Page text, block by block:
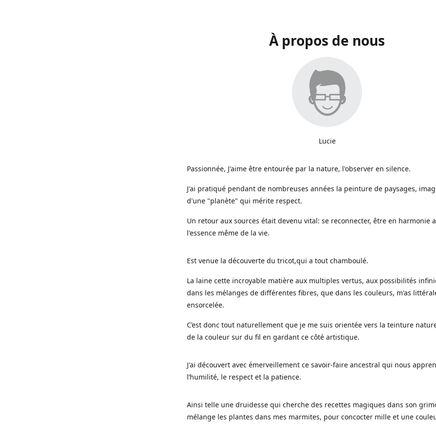
À propos de nous
Lucie
Passionnée, J'aime être entourée par la nature, l'observer en silence.
J'ai pratiqué pendant de nombreuses années la peinture de paysages,
d'une "planète" qui mérite respect.
Un retour aux sources était devenu vital: se reconnecter, être en harmonie
l'essence même de la vie.
Est venue la découverte du tricot,qui a tout chamboulé.
La laine cette incroyable matière aux multiples vertus, aux possibilités
dans les mélanges de différentes fibres, que dans les couleurs, m'as
ensorcelée.
C’est donc tout naturellement que je me suis orientée vers la teinture
de la couleur sur du fil en gardant ce côté artistique.
J'ai découvert avec émerveillement ce savoir-faire ancestral qui nous
l’humilité, le respect et la patience.
Ainsi telle une druidesse qui cherche des recettes magiques dans son
mélange les plantes dans mes marmites, pour concocter mille et une